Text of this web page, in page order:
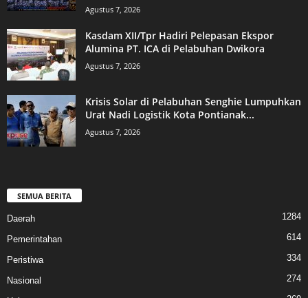
Agustus 7, 2026
Kasdam XII/Tpr Hadiri Pelepasan Ekspor
Alumina PT. ICA di Pelabuhan Dwikora
Agustus 7, 2026
Krisis Solar di Pelabuhan Senghie Lumpuhkan
Urat Nadi Logistik Kota Pontianak...
Agustus 7, 2026
SEMUA BERITA
Daerah 1284
Pemerintahan 614
Peristiwa 334
Nasional 274